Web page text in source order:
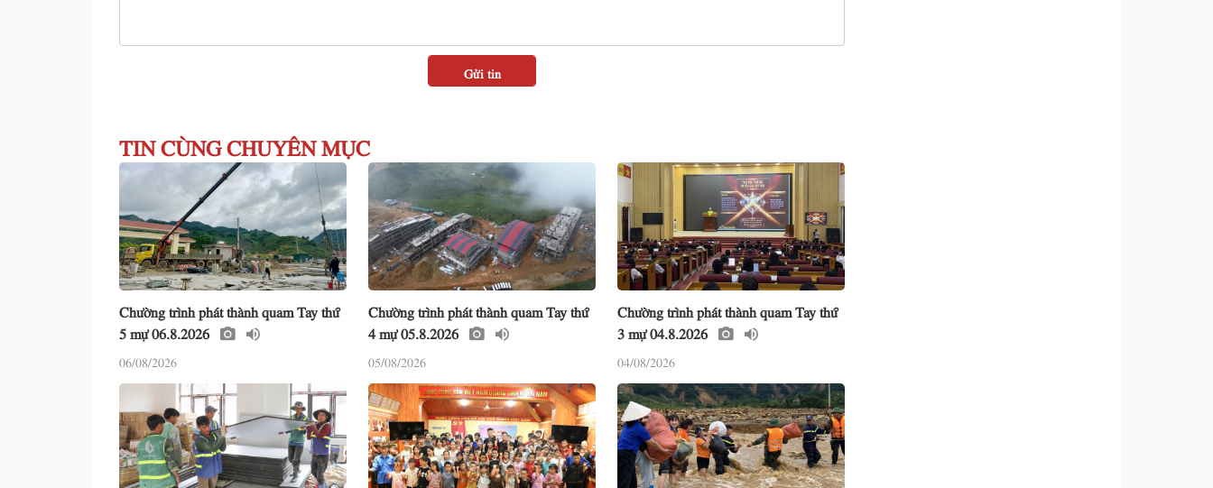
TIN CÙNG CHUYÊN MỤC
Chường trình phát thành quam Tay thứ
5 mự 06.8.2026
06/08/2026
Chường trình phát thành quam Tay thứ
4 mự 05.8.2026
05/08/2026
Chường trình phát thành quam Tay thứ
3 mự 04.8.2026
04/08/2026